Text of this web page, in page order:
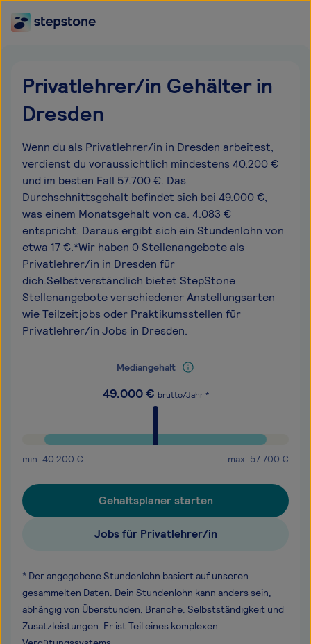
Privatlehrer/in Gehälter in
Dresden
Wenn du als Privatlehrer/in in Dresden arbeitest,
verdienst du voraussichtlich mindestens 40.200 €
und im besten Fall 57.700 €. Das
Durchschnittsgehalt befindet sich bei 49.000 €,
was einem Monatsgehalt von ca. 4.083 €
entspricht. Daraus ergibt sich ein Stundenlohn von
etwa 17 €.*Wir haben 0 Stellenangebote als
Privatlehrer/in in Dresden für
dich.Selbstverständlich bietet StepStone
Stellenangebote verschiedener Anstellungsarten
wie Teilzeitjobs oder Praktikumsstellen für
Privatlehrer/in Jobs in Dresden.
Mediangehalt
49.000€ brutto/Jahr *
min. 40.200 € max. 57.700 €
Gehaltsplaner starten
Jobs für Privatlehrer/in
* Der angegebene Stundenlohn basiert auf unseren
gesammelten Daten. Dein Stundenlohn kann anders sein,
abhängig von Überstunden, Branche, Selbstständigkeit und
Zusatzleistungen. Er ist Teil eines komplexen